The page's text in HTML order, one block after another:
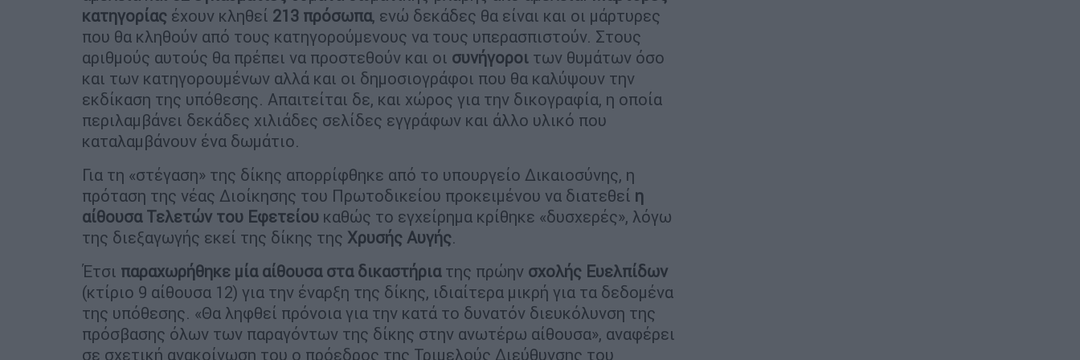
κατηγορίας έχουν κληθεί 213 πρόσωπα, ενώ δεκάδες θα είναι και οι μάρτυρες
που θα κληθούν από τους κατηγορούμενους να τους υπερασπιστούν. Στους
αριθμούς αυτούς θα πρέπει να προστεθούν και οι συνήγοροι των θυμάτων όσο
και των κατηγορουμένων αλλά και οι δημοσιογράφοι που θα καλύψουν την
εκδίκαση της υπόθεσης. Απαιτείται δε, και χώρος για την δικογραφία, η οποία
περιλαμβάνει δεκάδες χιλιάδες σελίδες εγγράφων και άλλο υλικό που
καταλαμβάνουν ένα δωμάτιο.
Για τη «στέγαση» της δίκης απορρίφθηκε από το υπουργείο Δικαιοσύνης, η
πρόταση της νέας Διοίκησης του Πρωτοδικείου προκειμένου να διατεθεί η
αίθουσα Τελετών του Εφετείου καθώς το εγχείρημα κρίθηκε «δυσχερές», λόγω
της διεξαγωγής εκεί της δίκης της Χρυσής Αυγής.
Έτσι παραχωρήθηκε μία αίθουσα στα δικαστήριατης πρώην σχολής Ευελπίδων
(κτίριο 9 αίθουσα 12) για την έναρξη της δίκης, ιδιαίτερα μικρή για τα δεδομένα
της υπόθεσης. «Θα ληφθεί πρόνοια για την κατά το δυνατόν διευκόλυνση της
πρόσβασης όλων των παραγόντων της δίκης στην ανωτέρω αίθουσα», αναφέρει
σε σχετική ανακοίνωση του ο πρόεδρος της Τριμελούς Διεύθυνσης του